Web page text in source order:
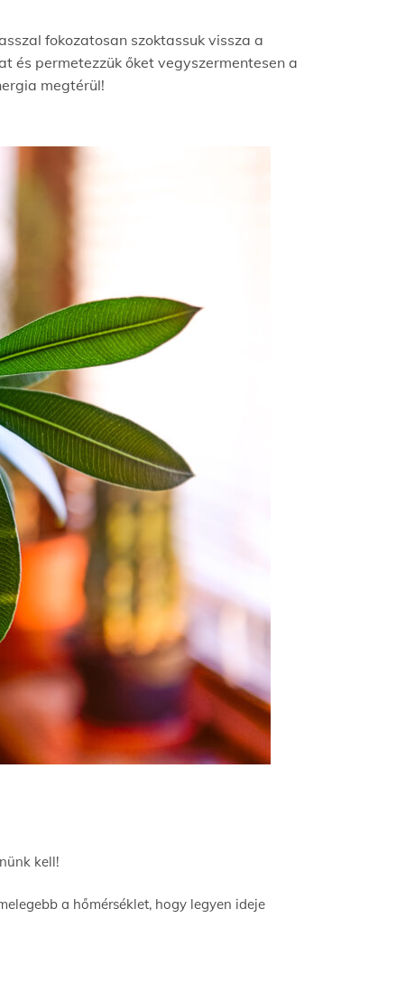
fokozatosan szoktassuk vissza a
és permetezzük őket vegyszermentesen a
megtérül!
kell!
a hőmérséklet, hogy legyen ideje